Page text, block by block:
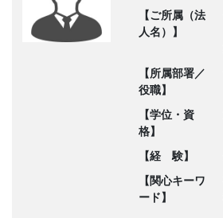
【ご所属（法
人名）】
【所属部署／
役職】
【学位・資
格】
【経 験】
【関心キーワ
ード】